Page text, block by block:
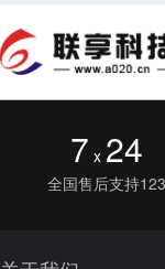
7 x 24
全国售后支持123